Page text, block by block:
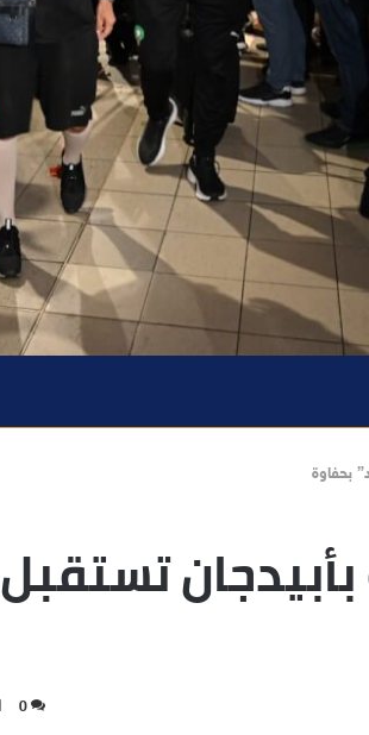
بحفاوة
تستقبل
0